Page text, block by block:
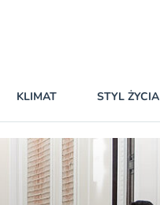
KLIMAT STYL ŻYCIA